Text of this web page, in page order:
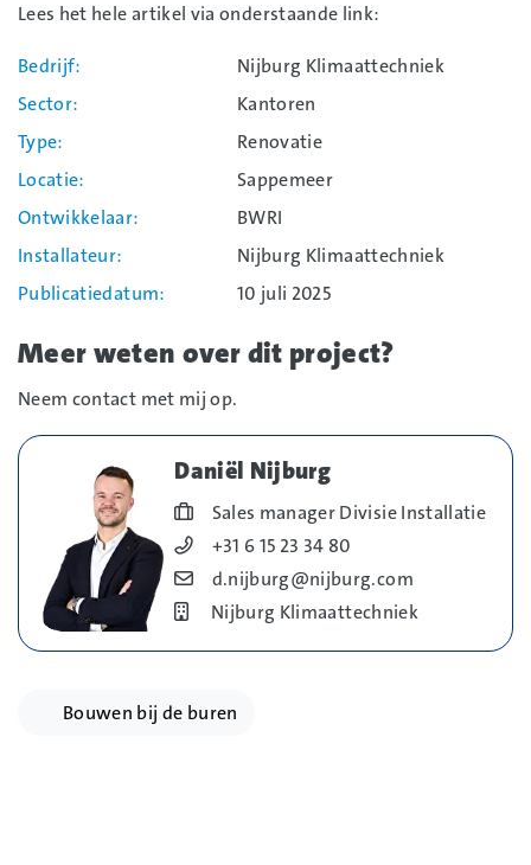
Lees het hele artikel via onderstaande link:
Bedrijf
Nijburg Klimaattechniek
Sector
Kantoren
Type
Renovatie
Locatie
Sappemeer
Ontwikkelaar
BWRI
Installateur
Nijburg Klimaattechniek
Publicatiedatum
10 juli 2025
Meer weten over dit project?
Neem contact met mij op.
Daniël Nijburg
Blog_field_Functie
Sales manager Divisie Installatie
Blog_field_Telefoonnummer
+31 6 15 23 34 80
Blog_field_E-mail
d.nijburg@nijburg.com
Bedrijf
Nijburg Klimaattechniek
Bouwen bij de buren